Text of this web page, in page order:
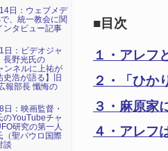
■目次
１・アレフ
２・「ひか
３・麻原家
４・アレフ
日：ウェブメデ
、統一教会に関
ンタビュー記事
日：ビデオジャ
長野光氏の
ンネルに上祐が
史浩が語る】旧
報部長 懺悔の
：映画監督・
のYouTubeチャ
研究の第一人
（聖パウロ国際
談